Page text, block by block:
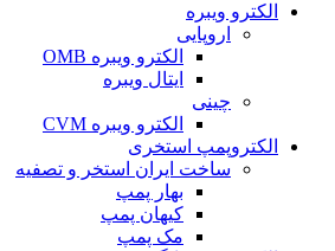
الکترو ویبره
اروپایی
الکترو ویبره OMB
ایتال ویبره
چینی
الکترو ویبره CVM
الکتروپمپ استخری
ساخت ایران استخر و تصفیه
بهار پمپ
کیهان پمپ
مک پمپ